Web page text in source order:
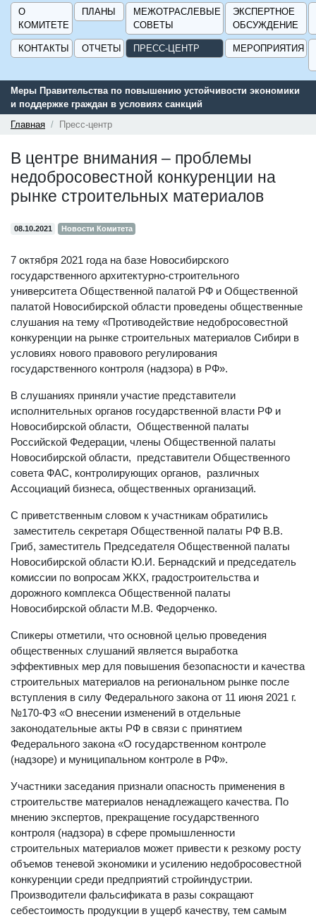
О
КОМИТЕТЕ
ПЛАНЫ
МЕЖОТРАСЛЕВЫЕ
СОВЕТЫ
ЭКСПЕРТНОЕ
ОБСУЖДЕНИЕ
КОНТАКТЫ ОТЧЕТЫ ПРЕСС-ЦЕНТР МЕРОПРИЯТИЯ
Сервис поиска и подбора субсидий и мер
поддержки для предприятий - «Навигатор мер
ГИСП».
Главная Пресс-центр
В центре внимания – проблемы
недобросовестной конкуренции на
рынке строительных материалов
08.10.2021 Новости Комитета
7 октября 2021 года на базе Новосибирского
государственного архитектурно-строительного
университета Общественной палатой РФ и Общественной
палатой Новосибирской области проведены общественные
слушания на тему «Противодействие недобросовестной
конкуренции на рынке строительных материалов Сибири в
условиях нового правового регулирования
государственного контроля (надзора) в РФ».
В слушаниях приняли участие представители
исполнительных органов государственной власти РФ и
Новосибирской области, Общественной палаты
Российской Федерации, члены Общественной палаты
Новосибирской области, представители Общественного
совета ФАС, контролирующих органов, различных
Ассоциаций бизнеса, общественных организаций.
С приветственным словом к участникам обратились
заместитель секретаря Общественной палаты РФ В.В.
Гриб, заместитель Председателя Общественной палаты
Новосибирской области Ю.И. Бернадский и председатель
комиссии по вопросам ЖКХ, градостроительства и
дорожного комплекса Общественной палаты
Новосибирской области М.В. Федорченко.
Спикеры отметили, что основной целью проведения
общественных слушаний является выработка
эффективных мер для повышения безопасности и качества
строительных материалов на региональном рынке после
вступления в силу Федерального закона от 11 июня 2021 г.
№170-ФЗ «О внесении изменений в отдельные
законодательные акты РФ в связи с принятием
Федерального закона «О государственном контроле
(надзоре) и муниципальном контроле в РФ».
Участники заседания признали опасность применения в
строительстве материалов ненадлежащего качества. По
мнению экспертов, прекращение государственного
контроля (надзора) в сфере промышленности
строительных материалов может привести к резкому росту
объемов теневой экономики и усилению недобросовестной
конкуренции среди предприятий стройиндустрии.
Производители фальсификата в разы сокращают
себестоимость продукции в ущерб качеству, тем самым